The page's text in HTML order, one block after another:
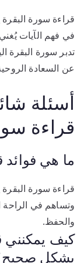
قراءة سورة البقرة
في فهم الآيات يُغني
تدبر سورة البقرة
عن السعادة
أسئلة
قراءة
ما هي فوائد
قراءة سورة البقرة
وتساهم في الراحة
والحفظ.
كيف يمكنني
بشكل